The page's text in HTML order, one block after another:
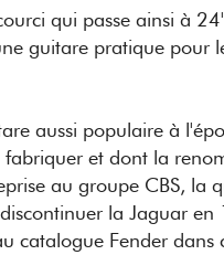
qui passe ainsi à
guitare pratique pour
aussi populaire à
et dont la
au groupe CBS, la
la Jaguar
catalogue Fender dans